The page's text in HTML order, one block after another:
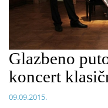
Glazbeno
koncert
09.09.2015.